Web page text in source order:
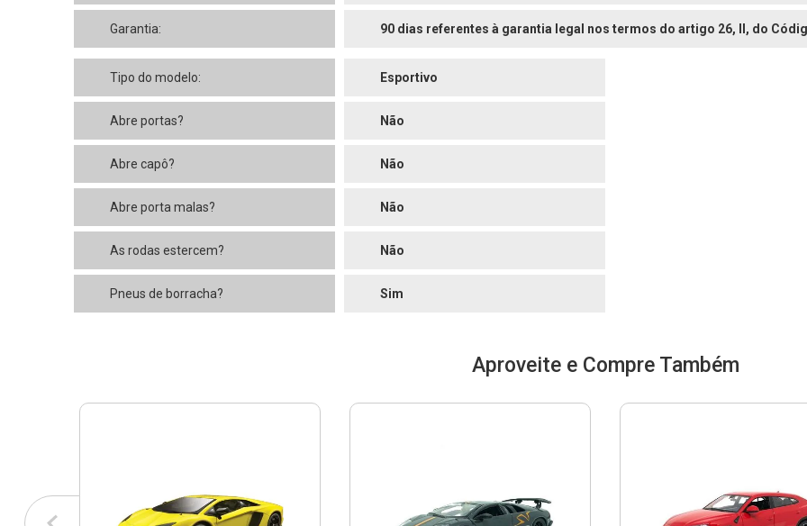
Garantia: 90 dias referentes à garantia legal nos termos do artigo 26, II, do
Tipo do modelo: Esportivo
Abre portas? Não
Abre capô? Não
Abre porta malas? Não
As rodas estercem? Não
Pneus de borracha? Sim
Aproveite e Compre Também